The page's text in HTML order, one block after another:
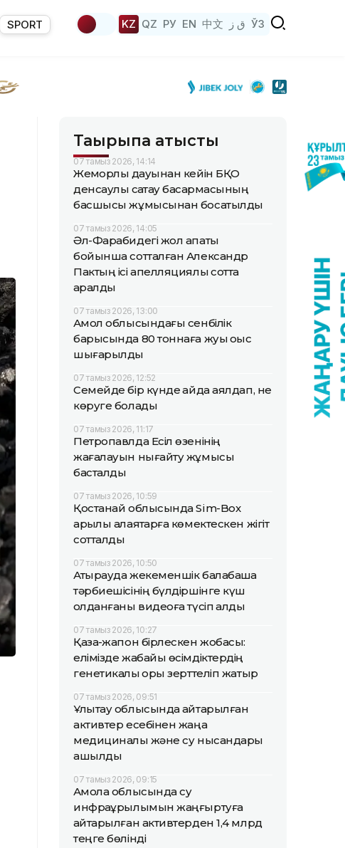
SPORT KZ QZ РУ EN 中文 ق ز ЎЗ
Тақырыпқа қатысты
07 тамыз 2026, 14:14
Жемқорлық дауынан кейін БҚО
денсаулық сақтау басқармасының
басшысы жұмысынан босатылды
07 тамыз 2026, 14:05
Әл-Фарабидегі жол апаты
бойынша сотталған Александр
Пактың ісі апелляциялық сотта
қаралды
07 тамыз 2026, 13:00
Ақмол облысындағы сенбілік
барысында 80 тоннаға жуық қоқыс
шығарылды
07 тамыз 2026, 12:52
Семейде бір күнде қайда аялдап, не
көруге болады
07 тамыз 2026, 11:17
Петропавлда Есіл өзенінің
жағалауын нығайту жұмысы
басталды
07 тамыз 2026, 10:59
Қостанай облысында Sim-Box
арқылы алаяқтарға көмектескен жігіт
сотталды
07 тамыз 2026, 10:50
Атырауда жекеменшік балабақша
тәрбиешісінің бүлдіршінге күш
қолданғаны видеоға түсіп қалды
07 тамыз 2026, 10:27
Қазақ-жапон бірлескен жобасы:
елімізде жабайы өсімдіктердің
генетикалық қоры зерттеліп жатыр
07 тамыз 2026, 09:51
Ұлытау облысында қайтарылған
активтер есебінен жаңа
медициналық және су нысандары
ашылды
07 тамыз 2026, 09:15
Ақмола облысында су
инфрақұрылымын жаңғыртуға
қайтарылған активтерден 1,4 млрд
теңге бөлінді